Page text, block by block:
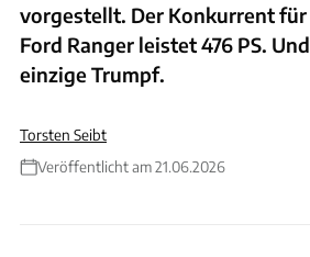
vorgestellt. Der Konkurrent
Ford Ranger leistet 476 PS.
einzige Trumpf.
Torsten Seibt
Veröffentlicht am 21.06.2026